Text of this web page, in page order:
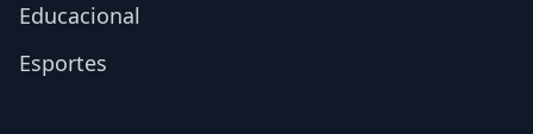
Educacional
Esportes